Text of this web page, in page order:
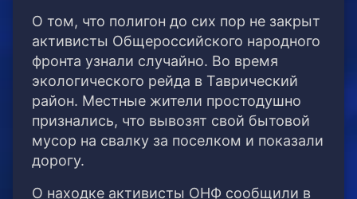
О том, что полигон до сих пор не закрыт
активисты Общероссийского народного
фронта узнали случайно. Во время
экологического рейда в Таврический
район. Местные жители простодушно
признались, что вывозят свой бытовой
мусор на свалку за поселком и показали
дорогу.
О находке активисты ОНФ сообщили в